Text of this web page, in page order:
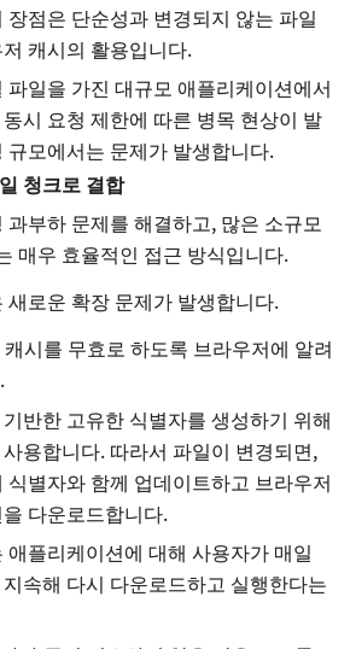
장점은 단순성과 변경되지 않는 파일
캐시의 활용입니다.
파일을 가진 대규모 애플리케이션에서
시 요청 제한에 따른 병목 현상이 발
규모에서는 문제가 발생합니다.
청크로 결합
과부하 문제를 해결하고, 많은 소규모
매우 효율적인 접근 방식입니다.
새로운 확장 문제가 발생합니다.
시를 무효로 하도록 브라우저에 알려
반한 고유한 식별자를 생성하기 위해
용합니다. 따라서 파일이 변경되면,
식별자와 함께 업데이트하고 브라우저
다운로드합니다.
애플리케이션에 대해 사용자가 매일
속해 다시 다운로드하고 실행한다는